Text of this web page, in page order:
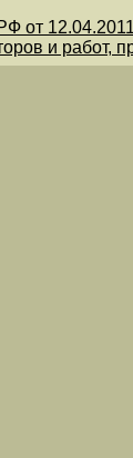
от
и работ,